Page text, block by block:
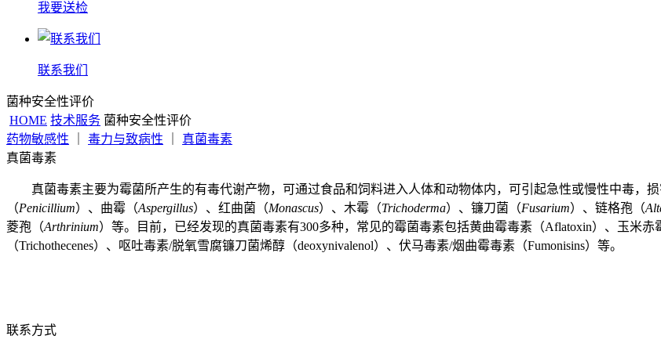
我要送检
联系我们
菌种安全性评价
HOME 技术服务 菌种安全性评价
药物敏感性
毒力与致病性
真菌毒素
真菌毒素
真菌毒素主要为霉菌所产生的有毒代谢产物，可通过食品和饲料进入人体和动物体内，可引起急性或慢性中毒，
（Penicillium）、曲霉（Aspergillus）、红曲菌（Monascus）、木霉（Trichoderma）、镰刀菌（Fusarium）、链格孢（
菱孢（Arthrinium）等。目前，已经发现的真菌毒素有300多种，常见的霉菌毒素包括黄曲霉毒素（Aflatoxin）、玉米赤
（Trichothecenes）、呕吐毒素/脱氧雪腐镰刀菌烯醇（deoxynivalenol）、伏马毒素/烟曲霉毒素（Fumonisins）等。
联系方式